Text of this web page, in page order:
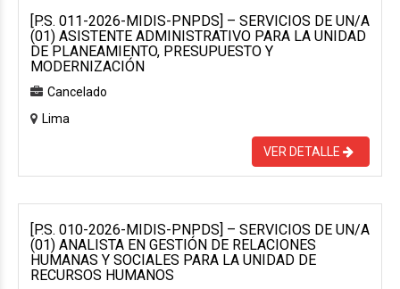
[P.S. 011-2026-MIDIS-PNPDS] – SERVICIOS DE UN/A
(01) ASISTENTE ADMINISTRATIVO PARA LA UNIDAD
DE PLANEAMIENTO, PRESUPUESTO Y
MODERNIZACIÓN
Cancelado
Lima
VER DETALLE
[P.S. 010-2026-MIDIS-PNPDS] – SERVICIOS DE UN/A
(01) ANALISTA EN GESTIÓN DE RELACIONES
HUMANAS Y SOCIALES PARA LA UNIDAD DE
RECURSOS HUMANOS